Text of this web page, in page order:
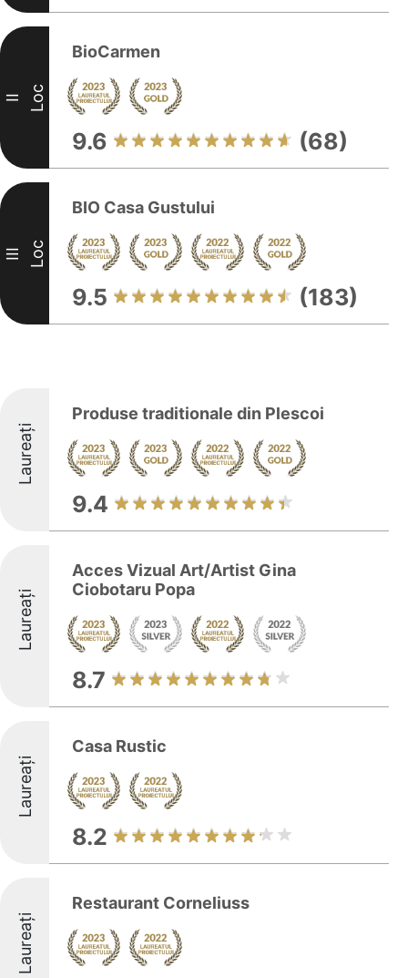
II Loc
BioCarmen
9.6 (68)
III Loc
BIO Casa Gustului
9.5 (183)
Laureați
Produse traditionale din Plescoi
9.4
Laureați
Acces Vizual Art/Artist Gina
Ciobotaru Popa
8.7
Laureați
Casa Rustic
8.2
Laureați
Restaurant Corneliuss